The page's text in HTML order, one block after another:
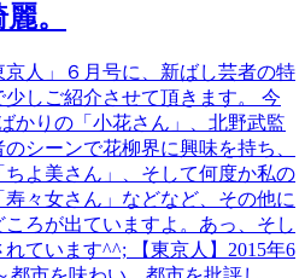
。
人」６月号に、新ばし芸者の特
しご紹介させて頂きます。 今
かりの「小花さん」、北野武監
シーンで花柳界に興味を持ち、
よ美さん」、そして何度か私の
々女さん」などなど、その他に
ろが出ていますよ。あっ、そし
ています^^; 【東京人】2015年6